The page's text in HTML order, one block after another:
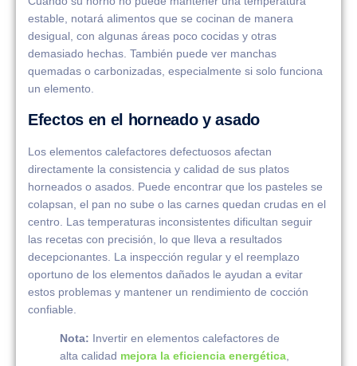
estable, notará alimentos que se cocinan de manera
desigual, con algunas áreas poco cocidas y otras
demasiado hechas. También puede ver manchas
quemadas o carbonizadas, especialmente si solo funciona
un elemento.
Efectos en el horneado y asado
Los elementos calefactores defectuosos afectan
directamente la consistencia y calidad de sus platos
horneados o asados. Puede encontrar que los pasteles se
colapsan, el pan no sube o las carnes quedan crudas en el
centro. Las temperaturas inconsistentes dificultan seguir
las recetas con precisión, lo que lleva a resultados
decepcionantes. La inspección regular y el reemplazo
oportuno de los elementos dañados le ayudan a evitar
estos problemas y mantener un rendimiento de cocción
confiable.
Nota: Invertir en elementos calefactores de
alta calidad mejora la eficiencia energética,